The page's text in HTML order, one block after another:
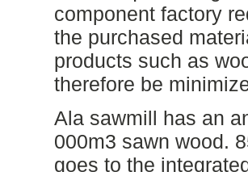
component factory
the purchased
products such as
therefore be
Ala sawmill has an
000m3 sawn wood.
goes to the